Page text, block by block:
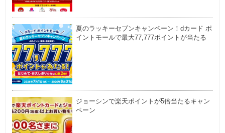
夏のラッキーセブンキャンペーン！dカード ポ
イントモールで最大77,777ポイントが当たる
ジョーシンで楽天ポイントが5倍当たるキャン
ペーン